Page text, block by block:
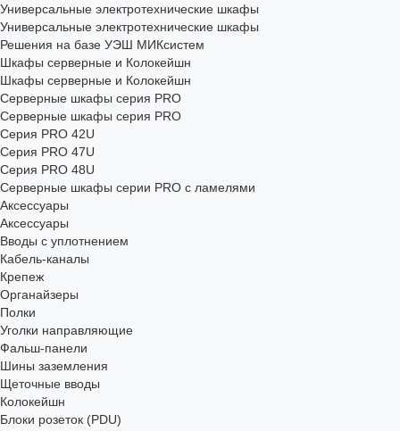
Универсальные электротехнические шкафы
Универсальные электротехнические шкафы
Решения на базе УЭШ МИКсистем
Шкафы серверные и Колокейшн
Шкафы серверные и Колокейшн
Серверные шкафы серия PRO
Серверные шкафы серия PRO
Серия PRO 42U
Серия PRO 47U
Серия PRO 48U
Серверные шкафы серии PRO с ламелями
Аксессуары
Аксессуары
Вводы с уплотнением
Кабель-каналы
Крепеж
Органайзеры
Полки
Уголки направляющие
Фальш-панели
Шины заземления
Щеточные вводы
Колокейшн
Блоки розеток (PDU)